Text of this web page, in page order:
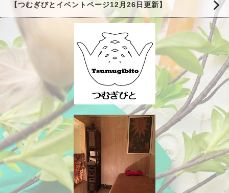
【つむぎびとイベントページ12月26日更新】